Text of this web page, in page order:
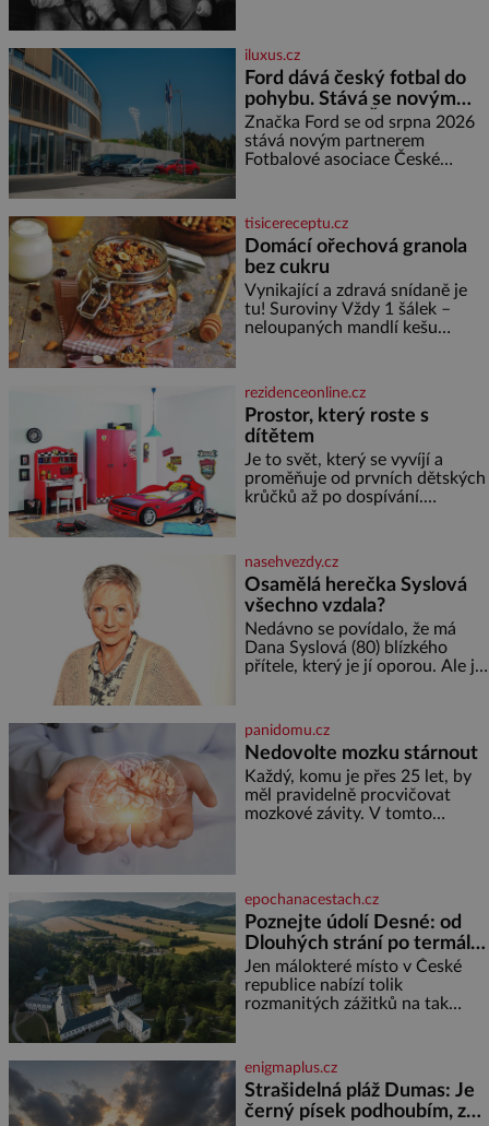
nemůže, protože žádné nemá,
spokojí se lupič s několika
měďáky a štůčky látky. Zraněná
žena pár dní nato umírá. Je to
muž nebývale krutý. Jeho činy
budí hrůzu ještě dlouho po jeho
smrti
iluxus.cz
Ford dává český fotbal do
pohybu. Stává se novým
partnerem FAČR
Značka Ford se od srpna 2026
stává novým partnerem
Fotbalové asociace České
asociace, reprezentačních týmů
i českého fotbalu v regionech.
Partner
tisicereceptu.cz
Domácí ořechová granola
bez cukru
Vynikající a zdravá snídaně je
tu! Suroviny Vždy 1 šálek –
neloupaných mandlí kešu
semínek dýně rozinek 3 šálky
ovesných vloček 1 lžíce mlet
rezidenceonline.cz
Prostor, který roste s
dítětem
Je to svět, který se vyvíjí a
proměňuje od prvních dětských
krůčků až po dospívání.
soustředění i odpočinek a
reaguje na každou etapu života
a specifické potřeby dítěte. Pro
nejmenší je klíčová
jednoduchost, měkkost a
bezpečí, proto by pokoj
miminka měl působit především
nasehvezdy.cz
Osamělá herečka Syslová
všechno vzdala?
Nedávno se povídalo, že má
Dana Syslová (80) blízkého
přítele, který je jí oporou. Ale je
častěji mluví o svém odchodu.
Dohnala ji snad samota? Půs
panidomu.cz
Nedovolte mozku stárnout
Každý, komu je přes 25 let, by
měl pravidelně procvičovat
mozkové závity. V tomto
marně v paměti lovíte název
knížky, kterou jste nedávno
přečetli. Je to opravdu tak, s
věkem jako kdyby se paměť
rozhodla stávkovat. Cvičte
epochanacestach.cz
Poznejte údolí Desné: od
Dlouhých strání po termální
prameny
Jen málokteré místo v České
republice nabízí tolik
rozmanitých zážitků na tak
jediného dne můžete
nahlédnout do útrob jedné z
nejvýznamnějších vodních
elektráren v Evropě, vydat se na
enigmaplus.cz
Strašidelná pláž Dumas: Je
černý písek podhoubím, ze